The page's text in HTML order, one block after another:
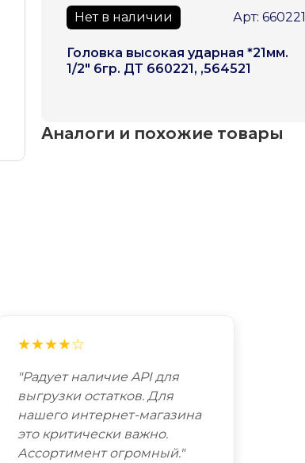
Арт: 660221
Нет в наличии
Головка высокая ударная *21мм.
1/2" 6гр. ДТ 660221, ,564521
Аналоги и похожие товары
★★★★☆
"Радует наличие API для
выгрузки остатков. Для
нашего интернет-магазина
это критически важно.
Ассортимент огромный."